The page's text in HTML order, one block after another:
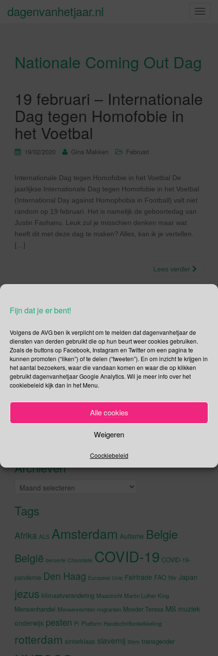
Fijn dat je er bent!
Volgens de AVG ben ik verplicht om te melden dat dagenvanhetjaar de
diensten van derden gebruikt die op hun beurt weer cookies gebruiken.
Zoals de buttons op Facebook, Instagram en Twitter om een pagina te
kunnen promoten (“liken”) of te delen (“tweeten”). En om inzicht te krijgen in
het aantal bezoekers, waar die vandaan komen en waar die op klikken
gebruikt dagenvanhetjaar Google Analytics. Wil je meer info over het
cookiebeleid kijk dan in het Menu.
Alle cookies
Weigeren
Coockiebeleid
S
k
e
a
dagenvanhetjaar.nl
Nationale Coming Out Dag
19 februari – Internationale
Dag tegen Homofobie in
het Voetbal
19/02/2020 Gina Makken Februari
Internationale Dag tegen Homofobie in het Voetbal De
jaarlijkse Internationale Dag tegen Homofobie in het Voetbal
(International Day against Homophobia in Football) valt niet
random op 19 februari. Het is namelijk de geboortedag van
Justin Fashanu. Leuk zul je misschien denken maar wat
heeft dit met deze dag te maken? Alles, kan ik je vertellen.
[…]
Lees verder
Social Media
Je kunt me volgen op
Zoeken
accepteren en deze inhoud in te
schakelen
Archieven
Archieven
Tags
Afrika ALS Amsterdam Autisme Belgie
België beroerte Chocolade COVID-19 COVID-19-
pandemie Den Haag Europese Unie Fairtrade FAO hiv Japan
jezus klimaatverandering Maastricht Martin Luther King
Mensenhandel Mensenrechten migranten Moeder Teresa MS muziek
onderwijs pesten Pi Platform Handschriftontwikkeling
rotterdam sinterklaas slavernij Stem transgender